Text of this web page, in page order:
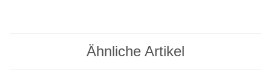
Ähnliche Artikel